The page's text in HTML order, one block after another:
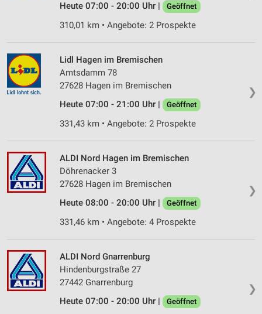
Heute 07:00 - 20:00 Uhr |
Geöffnet
310,01 km • Angebote: 2 Prospekte
❯
Lidl Hagen im Bremischen
Amtsdamm 78
27628 Hagen im Bremischen
Heute 07:00 - 21:00 Uhr |
Geöffnet
331,43 km • Angebote: 2 Prospekte
❯
ALDI Nord Hagen im Bremischen
Döhrenacker 3
27628 Hagen im Bremischen
Heute 08:00 - 20:00 Uhr |
Geöffnet
331,46 km • Angebote: 4 Prospekte
❯
ALDI Nord Gnarrenburg
Hindenburgstraße 27
27442 Gnarrenburg
Heute 07:00 - 20:00 Uhr |
Geöffnet